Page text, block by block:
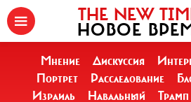
THE NEW
НОВОЕ
Мнение Дискуссия
Портрет
Расследование
Израиль
Навальный Трамп